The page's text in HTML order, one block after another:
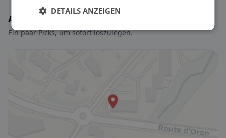
Ausgewählte Restaurants
Ein paar Picks, um sofort loszulegen.
DETAILS ANZEIGEN